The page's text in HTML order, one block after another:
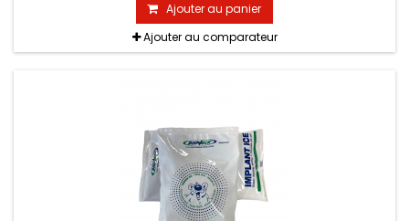
Ajouter au panier
Ajouter au comparateur